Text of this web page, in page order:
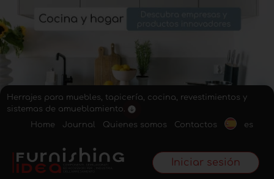
Herrajes para muebles, tapicería, cocina, revestimientos y
sistemas de amueblamiento.
Home
Journal Quienes somos Contactos es
Iniciar sesión